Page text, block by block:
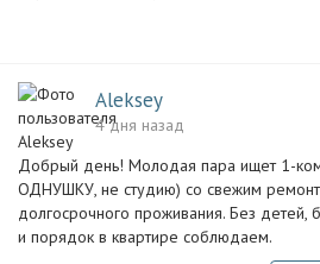
Aleksey
4 дня назад
Добрый день! Молодая пара ищет 1-
ОДНУШКУ, не студию) со свежим
долгосрочного проживания. Без детей,
и порядок в квартире соблюдаем.